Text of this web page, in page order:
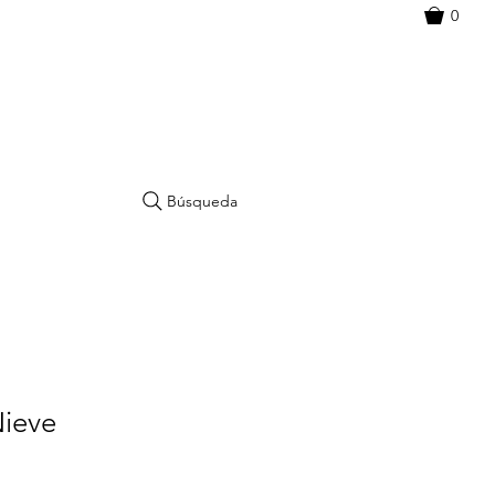
0
Búsqueda